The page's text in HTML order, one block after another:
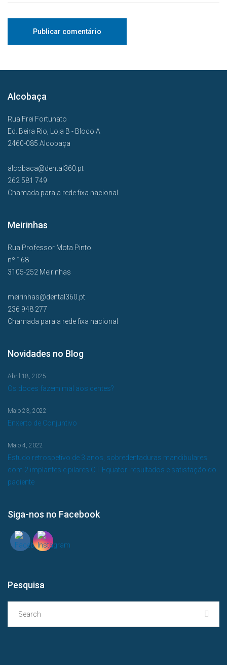
Alcobaça
Rua Frei Fortunato
Ed. Beira Rio, Loja B - Bloco A
2460-085 Alcobaça
alcobaca@dental360.pt
262 581 749
Chamada para a rede fixa nacional
Meirinhas
Rua Professor Mota Pinto
nº 168
3105-252 Meirinhas
meirinhas@dental360.pt
236 948 277
Chamada para a rede fixa nacional
Novidades no Blog
Os doces fazem mal aos dentes?
Abril 18, 2025
Enxerto de Conjuntivo
Maio 23, 2022
Estudo retrospetivo de 3 anos, sobredentaduras mandibulares
com 2 implantes e pilares OT Equator: resultados e satisfação do
paciente
Maio 4, 2022
Siga-nos no Facebook
Pesquisa